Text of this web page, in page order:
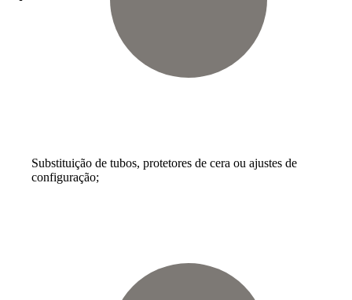
Substituição de tubos, protetores de cera ou ajustes de
configuração;